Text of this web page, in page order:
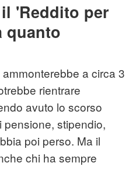
'Reddito per
quanto
a circa 3
rientrare
avuto lo scorso
stipendio,
poi perso. Ma il
chi ha sempre